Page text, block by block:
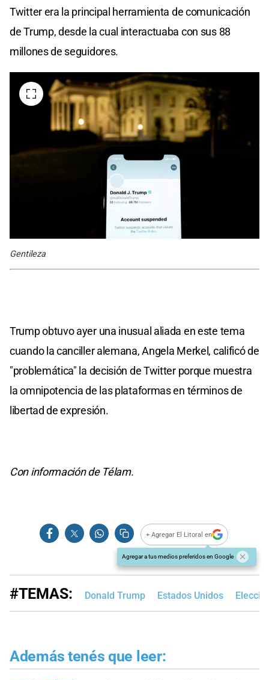
Twitter era la principal herramienta de comunicación
de Trump, desde la cual interactuaba con sus 88
millones de seguidores.
Gentileza
Trump obtuvo ayer una inusual aliada en este tema
cuando la canciller alemana, Angela Merkel, calificó de
"problemática" la decisión de Twitter porque muestra
la omnipotencia de las plataformas en términos de
libertad de expresión.
Con información de Télam.
+ Agregar El Litoral en
Agregar a tus medios preferidos en Google
#TEMAS: Donald Trump Estados Unidos
Además tenés que leer: